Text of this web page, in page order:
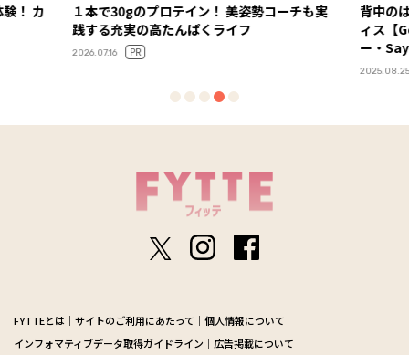
！ カ
１本で30gのプロテイン！ 美姿勢コーチも実
践する充実の高たんぱくライフ
2026.07.16 PR
背中の
ィス【
ー・
FYTTEとは サイトのご利用にあたって
個人情報について
インフォマティブデータ取得ガイドライン
広告掲載について